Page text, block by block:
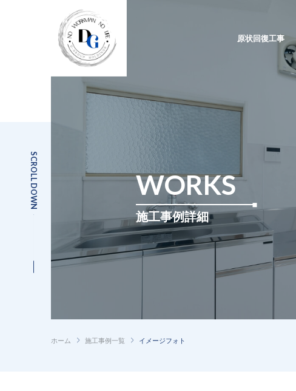
原状回復工事
WORKS
施工事例詳細
ホーム 施工事例一覧 イメージフォト
SCROLL DOWN